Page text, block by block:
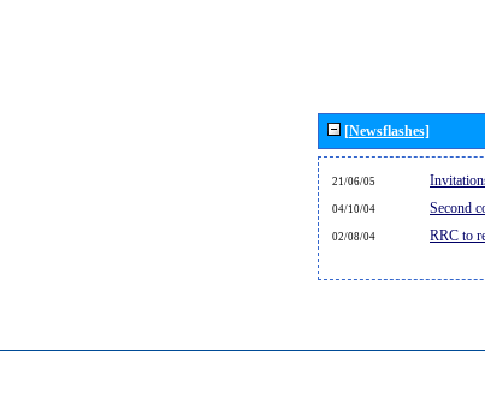
[Newsflashes]
21/06/05
04/10/04 Second
02/08/04 RRC to